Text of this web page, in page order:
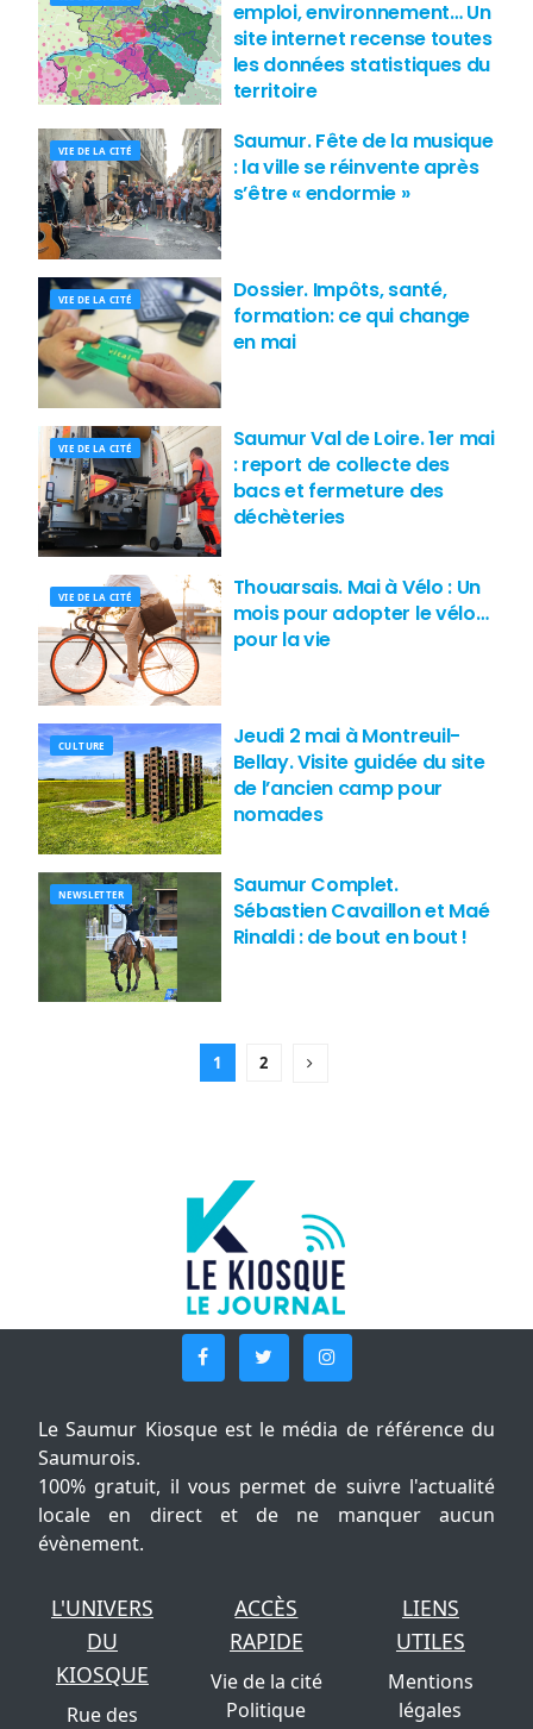
emploi, environnement… Un
site internet recense toutes
les données statistiques du
territoire
VIE DE LA CITÉ
Saumur. Fête de la musique
: la ville se réinvente après
s’être « endormie »
VIE DE LA CITÉ
Dossier. Impôts, santé,
formation: ce qui change
en mai
VIE DE LA CITÉ
Saumur Val de Loire. 1er mai
: report de collecte des
bacs et fermeture des
déchèteries
VIE DE LA CITÉ
Thouarsais. Mai à Vélo : Un
mois pour adopter le vélo…
pour la vie
CULTURE
Jeudi 2 mai à Montreuil-
Bellay. Visite guidée du site
de l’ancien camp pour
nomades
NEWSLETTER
Saumur Complet.
Sébastien Cavaillon et Maé
Rinaldi : de bout en bout !
1 2
Le Saumur Kiosque est le média de référence du
Saumurois.
100% gratuit, il vous permet de suivre l'actualité
locale en direct et de ne manquer aucun
évènement.
L'UNIVERS
DU
KIOSQUE
Rue des
ACCÈS
RAPIDE
Vie de la cité
Politique
LIENS
UTILES
Mentions
légales